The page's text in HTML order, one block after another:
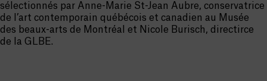
sélectionnés par Anne-Marie St-Jean Aubre, conservatrice
de l’art contemporain québécois et canadien au Musée
des beaux-arts de Montréal et Nicole Burisch, directirce
de la GLBE.